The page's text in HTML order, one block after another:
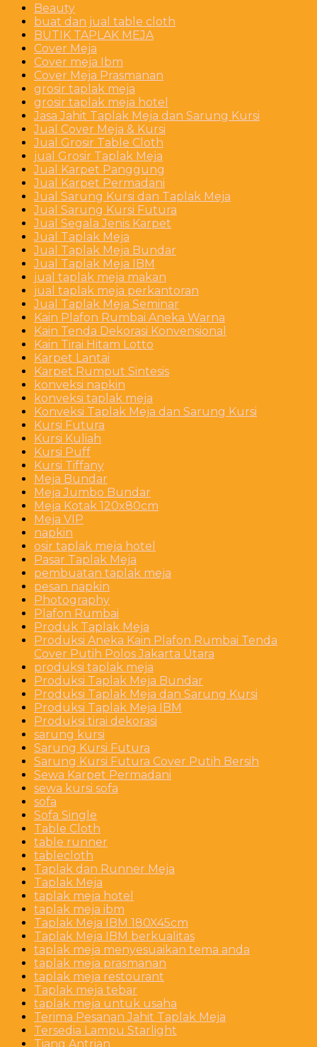
Beauty
buat dan jual table cloth
BUTIK TAPLAK MEJA
Cover Meja
Cover meja Ibm
Cover Meja Prasmanan
grosir taplak meja
grosir taplak meja hotel
Jasa Jahit Taplak Meja dan Sarung Kursi
Jual Cover Meja & Kursi
Jual Grosir Table Cloth
jual Grosir Taplak Meja
Jual Karpet Panggung
Jual Karpet Permadani
Jual Sarung Kursi dan Taplak Meja
Jual Sarung Kursi Futura
Jual Segala Jenis Karpet
Jual Taplak Meja
Jual Taplak Meja Bundar
Jual Taplak Meja IBM
jual taplak meja makan
jual taplak meja perkantoran
Jual Taplak Meja Seminar
Kain Plafon Rumbai Aneka Warna
Kain Tenda Dekorasi Konvensional
Kain Tirai Hitam Lotto
Karpet Lantai
Karpet Rumput Sintesis
konveksi napkin
konveksi taplak meja
Konveksi Taplak Meja dan Sarung Kursi
Kursi Futura
Kursi Kuliah
Kursi Puff
Kursi Tiffany
Meja Bundar
Meja Jumbo Bundar
Meja Kotak 120x80cm
Meja VIP
napkin
osir taplak meja hotel
Pasar Taplak Meja
pembuatan taplak meja
pesan napkin
Photography
Plafon Rumbai
Produk Taplak Meja
Produksi Aneka Kain Plafon Rumbai Tenda
Cover Putih Polos Jakarta Utara
produksi taplak meja
Produksi Taplak Meja Bundar
Produksi Taplak Meja dan Sarung Kursi
Produksi Taplak Meja IBM
Produksi tirai dekorasi
sarung kursi
Sarung Kursi Futura
Sarung Kursi Futura Cover Putih Bersih
Sewa Karpet Permadani
sewa kursi sofa
sofa
Sofa Single
Table Cloth
table runner
tablecloth
Taplak dan Runner Meja
Taplak Meja
taplak meja hotel
taplak meja ibm
Taplak Meja IBM 180X45cm
Taplak Meja IBM berkualitas
taplak meja menyesuaikan tema anda
taplak meja prasmanan
taplak meja restourant
Taplak meja tebar
taplak meja untuk usaha
Terima Pesanan Jahit Taplak Meja
Tersedia Lampu Starlight
Tiang Antrian